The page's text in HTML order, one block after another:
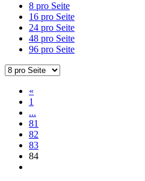
8 pro Seite
16 pro Seite
24 pro Seite
48 pro Seite
96 pro Seite
«
1
...
81
82
83
84